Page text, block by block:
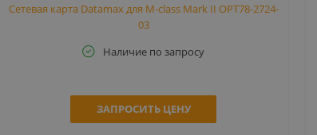
Сетевая карта Datamax для M-class Mark II OPT78-2724-
03
Наличие по запросу
ЗАПРОСИТЬ ЦЕНУ